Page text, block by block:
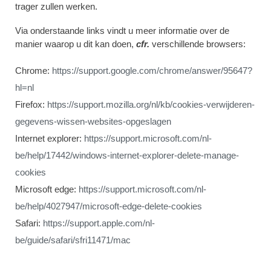
trager zullen werken.
Via onderstaande links vindt u meer informatie over de
manier waarop u dit kan doen, cfr. verschillende browsers:
Chrome: https://support.google.com/chrome/answer/95647?
hl=nl
Firefox: https://support.mozilla.org/nl/kb/cookies-verwijderen-
gegevens-wissen-websites-opgeslagen
Internet explorer: https://support.microsoft.com/nl-
be/help/17442/windows-internet-explorer-delete-manage-
cookies
Microsoft edge: https://support.microsoft.com/nl-
be/help/4027947/microsoft-edge-delete-cookies
Safari: https://support.apple.com/nl-
be/guide/safari/sfri11471/mac